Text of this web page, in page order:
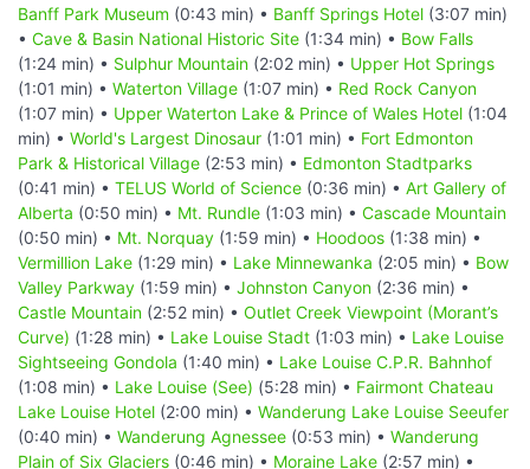
Banff Park Museum (0:43 min) • Banff Springs Hotel (3:07 min)
• Cave & Basin National Historic Site (1:34 min) • Bow Falls
(1:24 min) • Sulphur Mountain (2:02 min) • Upper Hot Springs
(1:01 min) • Waterton Village (1:07 min) • Red Rock Canyon
(1:07 min) • Upper Waterton Lake & Prince of Wales Hotel (1:04
min) • World's Largest Dinosaur (1:01 min) • Fort Edmonton
Park & Historical Village (2:53 min) • Edmonton Stadtparks
(0:41 min) • TELUS World of Science (0:36 min) • Art Gallery of
Alberta (0:50 min) • Mt. Rundle (1:03 min) • Cascade Mountain
(0:50 min) • Mt. Norquay (1:59 min) • Hoodoos (1:38 min) •
Vermillion Lake (1:29 min) • Lake Minnewanka (2:05 min) • Bow
Valley Parkway (1:59 min) • Johnston Canyon (2:36 min) •
Castle Mountain (2:52 min) • Outlet Creek Viewpoint (Morant’s
Curve) (1:28 min) • Lake Louise Stadt (1:03 min) • Lake Louise
Sightseeing Gondola (1:40 min) • Lake Louise C.P.R. Bahnhof
(1:08 min) • Lake Louise (See) (5:28 min) • Fairmont Chateau
Lake Louise Hotel (2:00 min) • Wanderung Lake Louise Seeufer
(0:40 min) • Wanderung Agnessee (0:53 min) • Wanderung
Plain of Six Glaciers (0:46 min) • Moraine Lake (2:57 min) •